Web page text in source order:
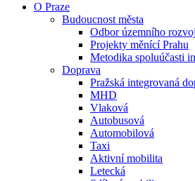
O Praze
Budoucnost města
Odbor územního
Projekty měnící Prahu
Metodika spoluúčasti
Doprava
Pražská integrovaná
MHD
Vlaková
Autobusová
Automobilová
Taxi
Aktivní mobilita
Letecká